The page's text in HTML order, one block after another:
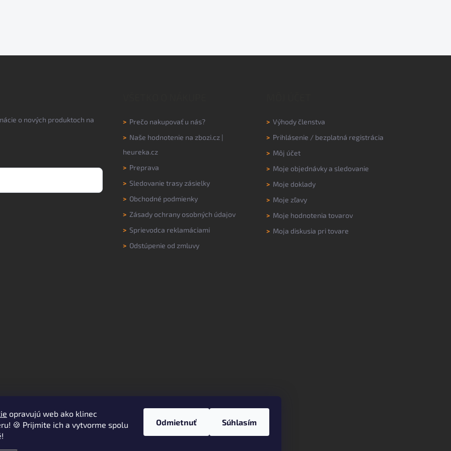
opravujú web ako klinec
🍪 Prijmite ich a vytvorme spolu
Odmietnuť Súhlasím
o nových produktoch na
> Prečo nakupovať u nás?
> Naše hodnotenie na zbozi.cz |
heureka.cz
> Preprava
> Sledovanie trasy zásielky
> Obchodné podmienky
> Zásady ochrany osobných údajov
> Sprievodca reklamáciami
> Odstúpenie od zmluvy
> Výhody členstva
> Prihlásenie / bezplatná registrácia
> Môj účet
> Moje objednávky a sledovanie
> Moje doklady
> Moje zľavy
> Moje hodnotenia tovarov
> Moja diskusia pri tovare